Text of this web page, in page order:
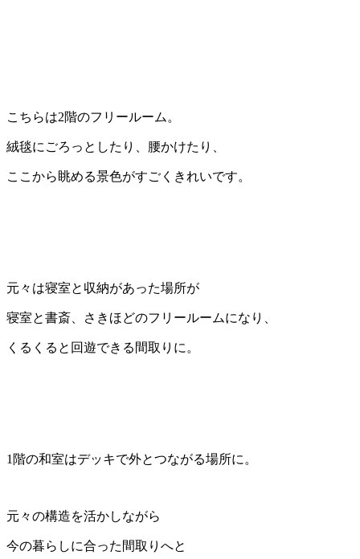
こちらは2階のフリールーム。
絨毯にごろっとしたり、腰かけたり、
ここから眺める景色がすごくきれいです。
元々は寝室と収納があった場所が
寝室と書斎、さきほどのフリールームになり、
くるくると回遊できる間取りに。
1階の和室はデッキで外とつながる場所に。
元々の構造を活かしながら
今の暮らしに合った間取りへと